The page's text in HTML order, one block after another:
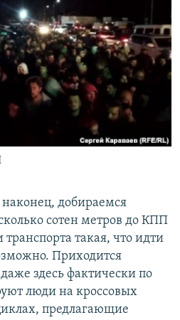
добираемся
сотен метров до КПП
такая, что идти
Приходится
здесь фактически по
люди на кроссовых
предлагающие